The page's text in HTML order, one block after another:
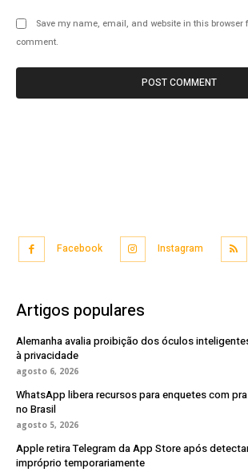
Save my name, email, and website in this browser
comment.
Facebook Instagram
Artigos populares
Alemanha avalia proibição dos óculos
à privacidade
agosto 6, 2026
WhatsApp libera recursos para enquetes com
no Brasil
agosto 5, 2026
Apple retira Telegram da App Store após
impróprio temporariamente